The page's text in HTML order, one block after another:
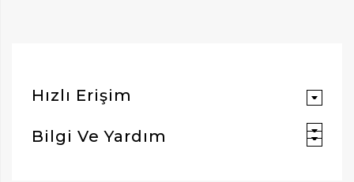
Hızlı Erişim
Bilgi Ve Yardım